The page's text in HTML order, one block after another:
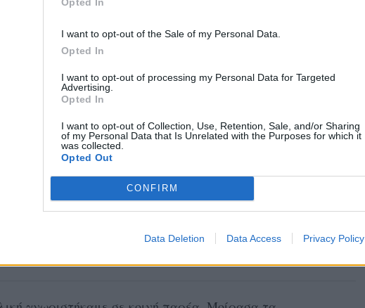
I want to opt-out of the Sale of my Personal Data.
Opted In
I want to opt-out of processing my Personal Data for Targeted
Advertising.
Opted In
I want to opt-out of Collection, Use, Retention, Sale, and/or Sharing
of my Personal Data that Is Unrelated with the Purposes for which it
was collected.
Opted Out
CONFIRM
Data Deletion Data Access Privacy Policy